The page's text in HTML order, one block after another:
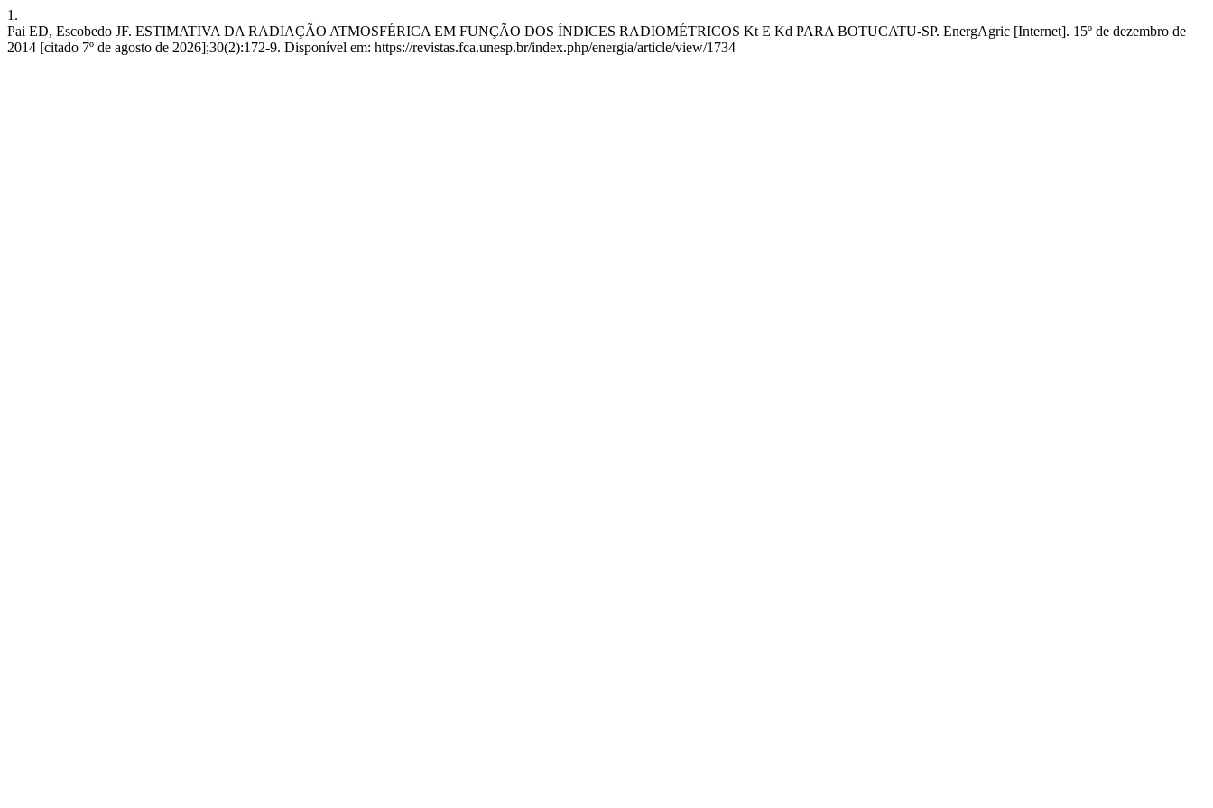
1.
Pai ED, Escobedo JF. ESTIMATIVA DA RADIAÇÃO ATMOSFÉRICA EM FUNÇÃO DOS ÍNDICES RADIOMÉTRICOS Kt E Kd PARA BOTUCATU-SP. EnergAgric [Internet]. 15º de dezembro de
2014 [citado 7º de agosto de 2026];30(2):172-9. Disponível em: https://revistas.fca.unesp.br/index.php/energia/article/view/1734